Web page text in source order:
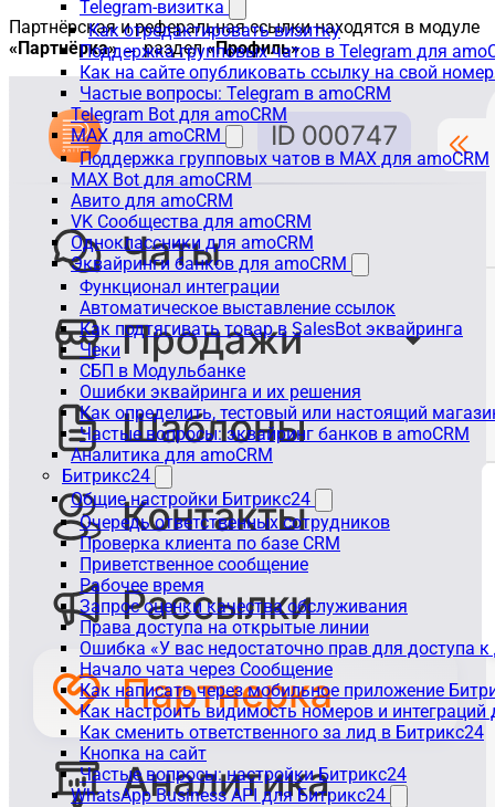
Telegram-визитка
Как отредактировать визитку
Поддержка групповых чатов в Telegram для
Как на сайте опубликовать ссылку на свой
Частые вопросы: Telegram в amoCRM
Telegram Bot для amoCRM
MAX для amoCRM
Поддержка групповых чатов в MAX для amoCRM
MAX Bot для amoCRM
Авито для amoCRM
VK Сообщества для amoCRM
Одноклассники для amoCRM
Эквайринги банков для amoCRM
Функционал интеграции
Автоматическое выставление ссылок
Как подтягивать товар в SalesBot эквайринга
Чеки
СБП в Модульбанке
Ошибки эквайринга и их решения
Как определить, тестовый или настоящий
Частые вопросы: эквайринг банков в amoCRM
Аналитика для amoCRM
Битрикс24
Общие настройки Битрикс24
Очередь ответственных сотрудников
Проверка клиента по базе CRM
Приветственное сообщение
Рабочее время
Запрос оценки качества обслуживания
Права доступа на открытые линии
Ошибка «У вас недостаточно прав для доступа
Начало чата через Сообщение
Как написать через мобильное приложение
Как настроить видимость номеров и
Как сменить ответственного за лид в Битрикс24
Кнопка на сайт
Частые вопросы: настройки Битрикс24
WhatsApp Business API для Битрикс24
Партнёрская и реферальная ссылки находятся в модуле
«Партнёрка»→ раздел«Профиль».